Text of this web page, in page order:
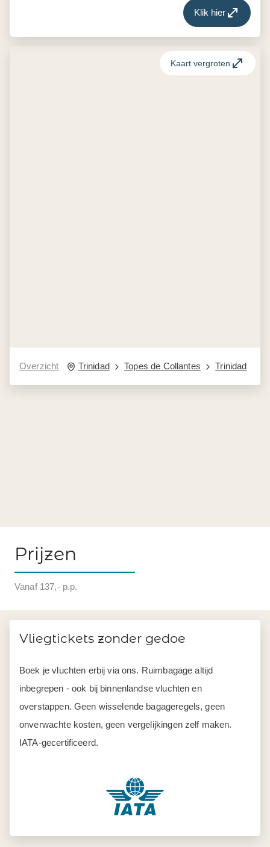
Klik hier
Overzicht Trinidad Topes de Collantes Trinidad
Kaart vergroten
Prijzen
Vanaf 137,- p.p.
Vliegtickets zonder gedoe
Boek je vluchten erbij via ons. Ruimbagage altijd
inbegrepen - ook bij binnenlandse vluchten en
overstappen. Geen wisselende bagageregels, geen
onverwachte kosten, geen vergelijkingen zelf maken.
IATA-gecertificeerd.